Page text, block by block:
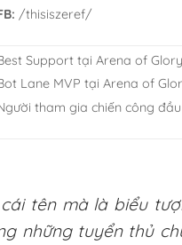
/thisiszeref/
Support tại Arena of
Lane MVP tại Arena of
tham gia chiến công
tên mà là biểu
những tuyển thủ